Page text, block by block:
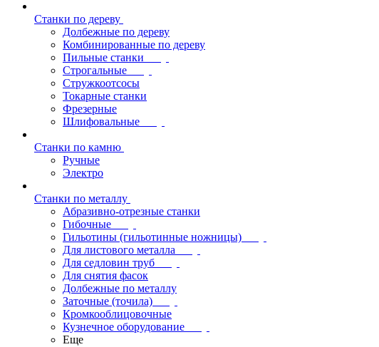
Станки по дереву
Долбежные по дереву
Комбинированные по дереву
Пильные станки
Строгальные
Стружкоотсосы
Токарные станки
Фрезерные
Шлифовальные
Станки по камню
Ручные
Электро
Станки по металлу
Абразивно-отрезные станки
Гибочные
Гильотины (гильотинные ножницы)
Для листового металла
Для седловин труб
Для снятия фасок
Долбежные по металлу
Заточные (точила)
Кромкооблицовочные
Кузнечное оборудование
Еще